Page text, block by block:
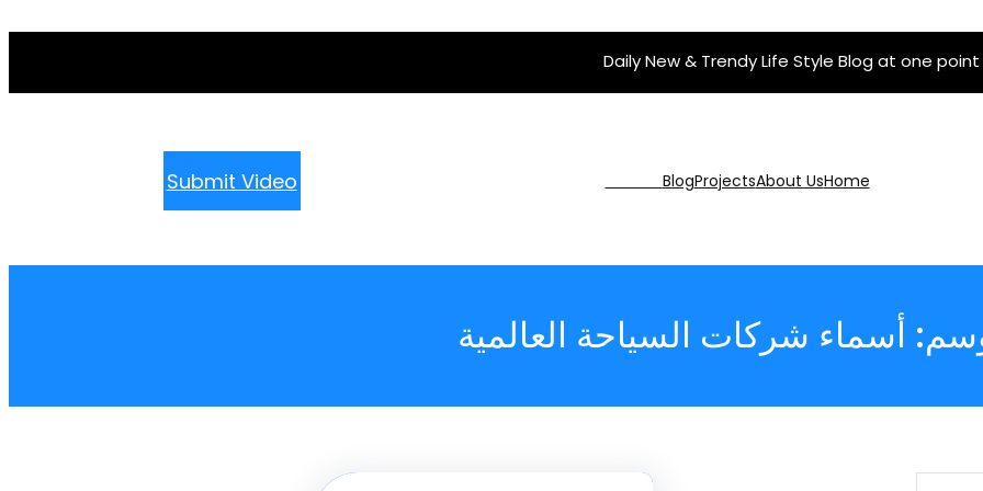
Daily New & Trendy Life Style Blog at one point
Home
About Us
Projects
Blog
Submit Video
أسماء شركات السياحة العالمية